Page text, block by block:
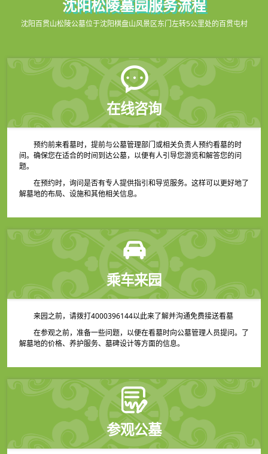
沈阳松陵墓园服务流程
沈阳百贯山松陵公墓位于沈阳棋盘山风景区东门左转5公里处的百贯屯村
在线咨询
预约前来看墓时，提前与公墓管理部门或相关负责人预约看墓的时
间。确保您在适合的时间到达公墓，以便有人引导您游览和解答您的问
题。
在预约时，询问是否有专人提供指引和导览服务。这样可以更好地了
解墓地的布局、设施和其他相关信息。
乘车来园
来园之前，请拨打4000396144以此来了解并沟通免费接送看墓
在参观之前，准备一些问题，以便在看墓时向公墓管理人员提问。了
解墓地的价格、养护服务、墓碑设计等方面的信息。
参观公墓